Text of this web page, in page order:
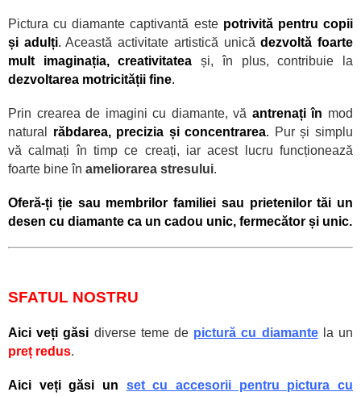
Pictura cu diamante captivantă este potrivită pentru copii
și adulți.Această activitate artistică unicădezvoltă foarte
mult imaginația, creativitateași,în plus, contribuie la
dezvoltarea motricității fine.
Prin crearea de imagini cu diamante, vă antrenațiîn mod
natural răbdarea, precizia și concentrarea. Pur și simplu
vă calmați în timp ce creați, iar acest lucru funcționează
foarte bine în ameliorarea stresului.
Oferă-ți ție sau membrilor familiei sau prietenilor tăi un
desen cu diamante ca un cadou unic, fermecător și unic.
SFATUL NOSTRU
Aici veți găsi diverse teme de pictură cu diamantela un
preț redus.
Aici veți găsi un set cu accesorii pentru pictura cu